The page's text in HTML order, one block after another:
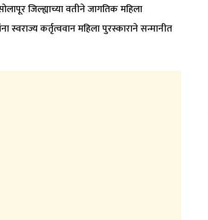
जिल्ह्याच्या वतीने जागतिक महिला
कर्तृत्ववान महिला पुरस्काराने सन्मानीत